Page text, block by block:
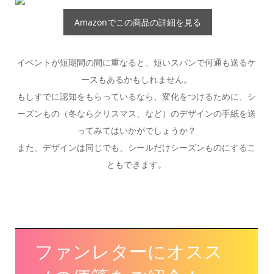
Amazonでこの商品の詳細を見る
イベントが短期間の間に重なると、短いスパンで何通も送るケ
ースもあるかもしれません。
もしすでに認知をもらっているなら、変化をつけるために、シ
ーズンもの（冬ならクリスマス、など）のデザインの手紙を送
ってみてはいかがでしょうか？
また、デザインは同じでも、シールだけシーズンものにするこ
ともできます。
ファンレターにオスス